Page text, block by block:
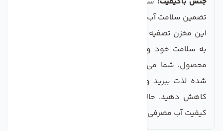
تضمین سلامت آب شما.
این مخزن تصفیه آب، گزینه‌ای عالی برای کسانی است که
به سلامت خود و خانواده‌شان اهمیت می‌دهند. با این
محصول، شما می‌توانید از نوشیدن آب خالص و تصفیه
شده لذت ببرید و خطر بیماری‌های مرتبط با آب آلوده را
کاهش دهید. حالا وقت آن است که تغییراتی مثبت در
کیفیت آب مصرفی خود ایجاد کنید!